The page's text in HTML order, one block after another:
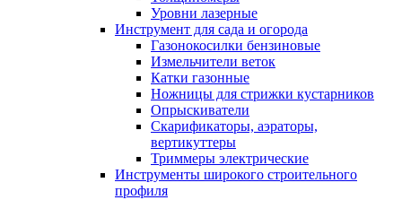
Уровни лазерные
Инструмент для сада и огорода
Газонокосилки бензиновые
Измельчители веток
Катки газонные
Ножницы для стрижки кустарников
Опрыскиватели
Скарификаторы, аэраторы,
вертикуттеры
Триммеры электрические
Инструменты широкого строительного
профиля